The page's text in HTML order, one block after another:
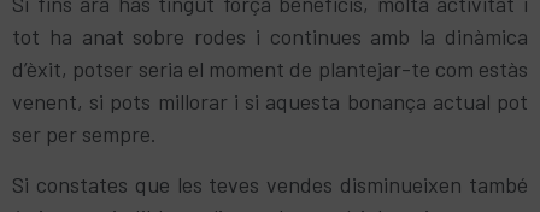
tot ha anat sobre rodes i continues amb la dinàmica
d’èxit, potser seria el moment de plantejar-te com estàs
venent, si pots millorar i si aquesta bonança actual pot
ser per sempre.
Si constates que les teves vendes disminueixen també